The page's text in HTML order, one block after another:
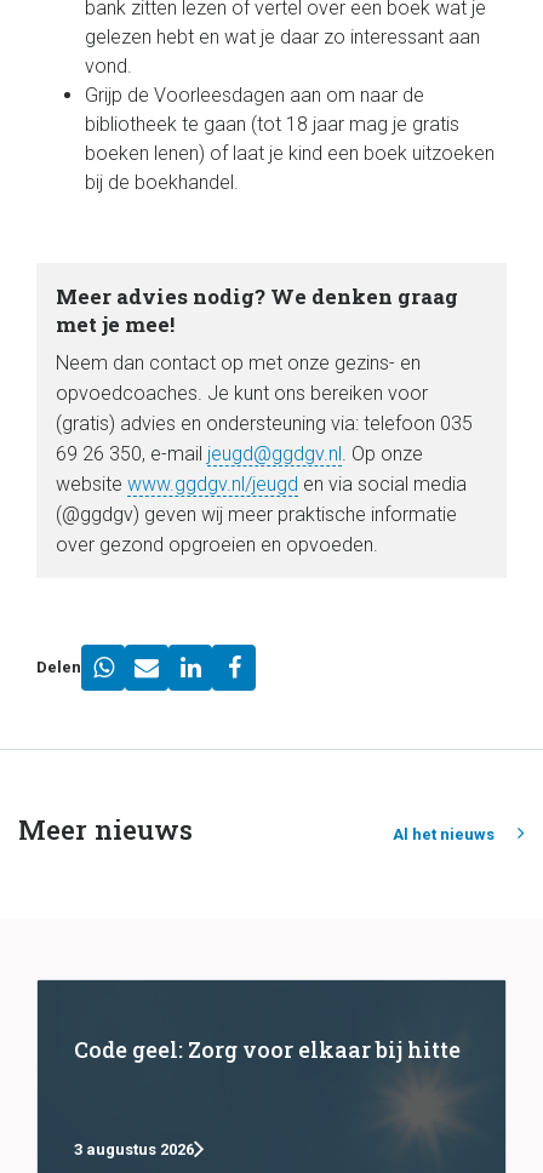
bank zitten lezen of vertel over een boek wat je
gelezen hebt en wat je daar zo interessant aan
vond.
Grijp de Voorleesdagen aan om naar de
bibliotheek te gaan (tot 18 jaar mag je gratis
boeken lenen) of laat je kind een boek uitzoeken
bij de boekhandel.
Meer advies nodig? We denken graag
met je mee!
Neem dan contact op met onze gezins- en
opvoedcoaches. Je kunt ons bereiken voor
(gratis) advies en ondersteuning via: telefoon 035
69 26 350, e-mail jeugd@ggdgv.nl. Op onze
website www.ggdgv.nl/jeugd en via social media
(@ggdgv) geven wij meer praktische informatie
over gezond opgroeien en opvoeden.
Delen
Meer nieuws Al het nieuws
Code geel: Zorg voor elkaar bij hitte
3 augustus 2026